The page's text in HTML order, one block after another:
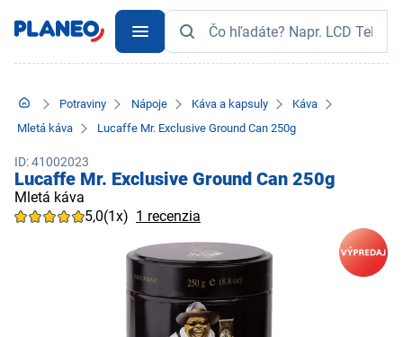
Potraviny Nápoje Káva a kapsuly
Káva
Mletá káva
Lucaffe Mr. Exclusive Ground Can 250g
ID: 41002023
Lucaffe Mr. Exclusive Ground Can 250g
Mletá káva
5,0(1x) 1 recenzia